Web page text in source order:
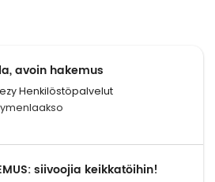
avoin hakemus
Henkilöstöpalvelut
siivoojia keikkatöihin!